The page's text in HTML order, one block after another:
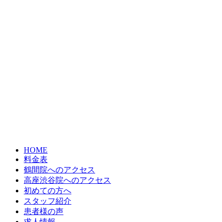
HOME
料金表
鶴間院へのアクセス
高座渋谷院へのアクセス
初めての方へ
スタッフ紹介
患者様の声